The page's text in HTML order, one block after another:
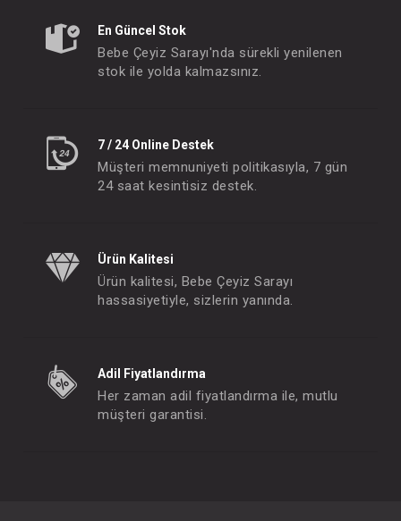
En Güncel Stok
Bebe Çeyiz Sarayı'nda sürekli yenilenen
stok ile yolda kalmazsınız.
7 / 24 Online Destek
Müşteri memnuniyeti politikasıyla, 7 gün
24 saat kesintisiz destek.
Ürün Kalitesi
Ürün kalitesi, Bebe Çeyiz Sarayı
hassasiyetiyle, sizlerin yanında.
Adil Fiyatlandırma
Her zaman adil fiyatlandırma ile, mutlu
müşteri garantisi.